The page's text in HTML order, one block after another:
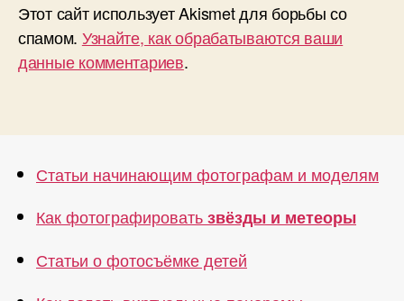
Этот сайт использует Akismet для борьбы со
спамом. Узнайте, как обрабатываются ваши
данные комментариев.
Статьи начинающим фотографам и моделям
Как фотографироватьзвёзды и метеоры
Статьи о фотосъёмке детей